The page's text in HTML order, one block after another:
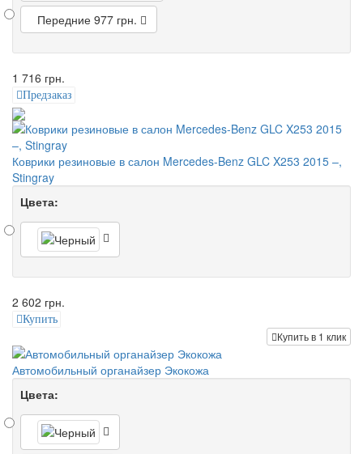
Передние 977 грн.
1 716 грн.
Предзаказ
Коврики резиновые в салон Mercedes-Benz GLC X253 2015 –,
Stingray
Цвета:
2 602 грн.
Купить
Купить в 1 клик
Автомобильный органайзер Экокожа
Цвета: